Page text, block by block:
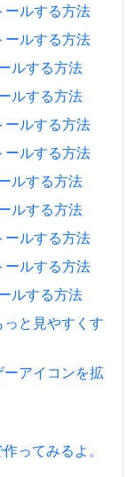
ルする方法
ルする方法
ルする方法
ルする方法
ルする方法
ルする方法
ルする方法
ルする方法
ルする方法
ルする方法
ルする方法
と見やすくす
アイコンを拡
ってみるよ。